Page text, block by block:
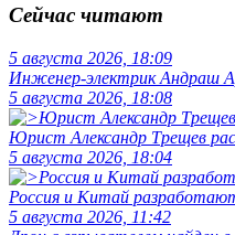
Сейчас читают
5 августа 2026, 18:09
Инженер-электрик Андраш
5 августа 2026, 18:08
Юрист Александр Трещев
5 августа 2026, 18:04
Россия и Китай
5 августа 2026, 11:42